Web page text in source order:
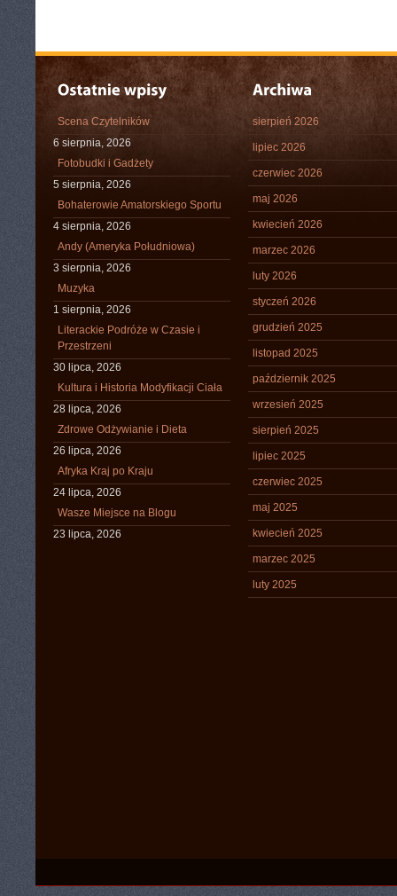
Scena Czytelników
6 sierpnia, 2026
Fotobudki i Gadżety
5 sierpnia, 2026
Bohaterowie Amatorskiego Sportu
4 sierpnia, 2026
Andy (Ameryka Południowa)
3 sierpnia, 2026
Muzyka
1 sierpnia, 2026
Literackie Podróże w Czasie i
Przestrzeni
30 lipca, 2026
Kultura i Historia Modyfikacji Ciała
28 lipca, 2026
Zdrowe Odżywianie i Dieta
26 lipca, 2026
Afryka Kraj po Kraju
24 lipca, 2026
Wasze Miejsce na Blogu
23 lipca, 2026
sierpień 2026
lipiec 2026
czerwiec 2026
maj 2026
kwiecień 2026
marzec 2026
luty 2026
styczeń 2026
grudzień 2025
listopad 2025
październik 2025
wrzesień 2025
sierpień 2025
lipiec 2025
czerwiec 2025
maj 2025
kwiecień 2025
marzec 2025
luty 2025